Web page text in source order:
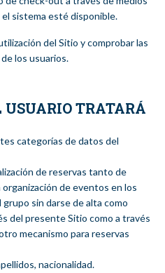
sistema esté disponible.
del Sitio y comprobar las
los usuarios.
USUARIO TRATARÁ
categorías de datos del
de reservas tanto de
de eventos en los
sin darse de alta como
del presente Sitio como a través
mecanismo para reservas
nacionalidad.